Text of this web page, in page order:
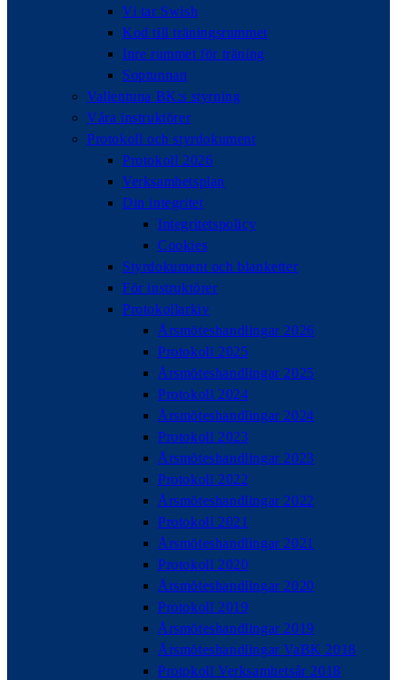
Vi tar Swish
Kod till träningsrummet
Inre rummet för träning
Soptunnan
Vallentuna BK:s styrning
Våra instruktörer
Protokoll och styrdokument
Protokoll 2026
Verksamhetsplan
Din integritet
Integritetspolicy
Cookies
Styrdokument och blanketter
För instruktörer
Protokollarkiv
Årsmöteshandlingar 2026
Protokoll 2025
Årsmöteshandlingar 2025
Protokoll 2024
Årsmöteshandlingar 2024
Protokoll 2023
Årsmöteshandlingar 2023
Protokoll 2022
Årsmöteshandlingar 2022
Protokoll 2021
Årsmöteshandlingar 2021
Protokoll 2020
Årsmöteshandlingar 2020
Protokoll 2019
Årsmöteshandlingar 2019
Årsmöteshandlingar VaBK 2018
Protokoll Verksamhetsår 2018